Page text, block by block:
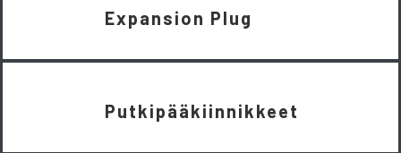
Expansion Plug
Putkipääkiinnikkeet